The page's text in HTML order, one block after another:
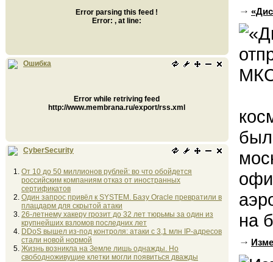
Error parsing this feed !
Error: , at line:
Ошибка
Error while retriving feed
http://www.membrana.ru/export/rss.xml
CyberSecurity
От 10 до 50 миллионов рублей: во что обойдется
российским компаниям отказ от иностранных
сертификатов
Один запрос привёл к SYSTEM. Базу Oracle превратили в
плацдарм для скрытой атаки
26-летнему хакеру грозит до 32 лет тюрьмы за один из
крупнейших взломов последних лет
DDoS вышел из-под контроля: атаки с 3,1 млн IP-адресов
стали новой нормой
Жизнь возникла на Земле лишь однажды. Но
свободноживущие клетки могли появиться дважды
на